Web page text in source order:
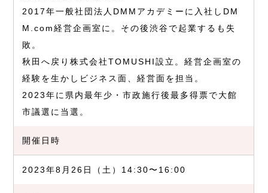
2017年⼀般社団法⼈DMMアカデミーに⼊社しDM
M.com経営企画室に。その後渋⾕で起業するも失
敗。
秋⽥へ戻り株式会社TOMUSHI設⽴。経営企画室の
経験を⽣かしビジネス⾯、経営⾯を担当。
2023年に県内最年少・市政施⾏後最多得票で⼤館
市議選に当選。
開催日時
2023年8月26日（土）14:30〜16:00